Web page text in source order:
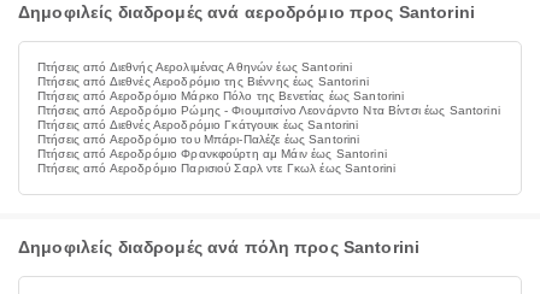
Δημοφιλείς διαδρομές ανά αεροδρόμιο προς Santorini
Πτήσεις από Διεθνής Αερολιμένας Αθηνών έως Santorini
Πτήσεις από Διεθνές Αεροδρόμιο της Βιέννης έως Santorini
Πτήσεις από Αεροδρόμιο Μάρκο Πόλο της Βενετίας έως Santorini
Πτήσεις από Αεροδρόμιο Ρώμης - Φιουμιτσίνο Λεονάρντο Ντα Βίντσι έως Santorini
Πτήσεις από Διεθνές Αεροδρόμιο Γκάτγουικ έως Santorini
Πτήσεις από Αεροδρόμιο του Μπάρι-Παλέζε έως Santorini
Πτήσεις από Αεροδρόμιο Φρανκφούρτη αμ Μάιν έως Santorini
Πτήσεις από Αεροδρόμιο Παρισιού Σαρλ ντε Γκωλ έως Santorini
Δημοφιλείς διαδρομές ανά πόλη προς Santorini